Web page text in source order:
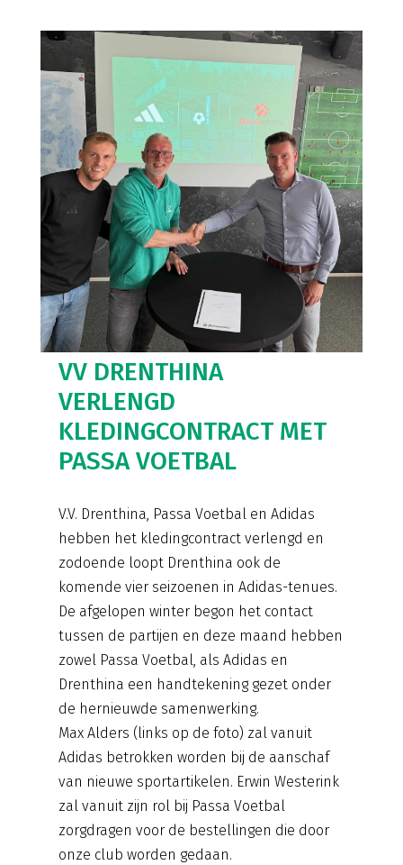
VV DRENTHINA
VERLENGD
KLEDINGCONTRACT MET
PASSA VOETBAL
V.V. Drenthina, Passa Voetbal en Adidas
hebben het kledingcontract verlengd en
zodoende loopt Drenthina ook de
komende vier seizoenen in Adidas-tenues.
De afgelopen winter begon het contact
tussen de partijen en deze maand hebben
zowel Passa Voetbal, als Adidas en
Drenthina een handtekening gezet onder
de hernieuwde samenwerking.
Max Alders (links op de foto) zal vanuit
Adidas betrokken worden bij de aanschaf
van nieuwe sportartikelen. Erwin Westerink
zal vanuit zijn rol bij Passa Voetbal
zorgdragen voor de bestellingen die door
onze club worden gedaan.